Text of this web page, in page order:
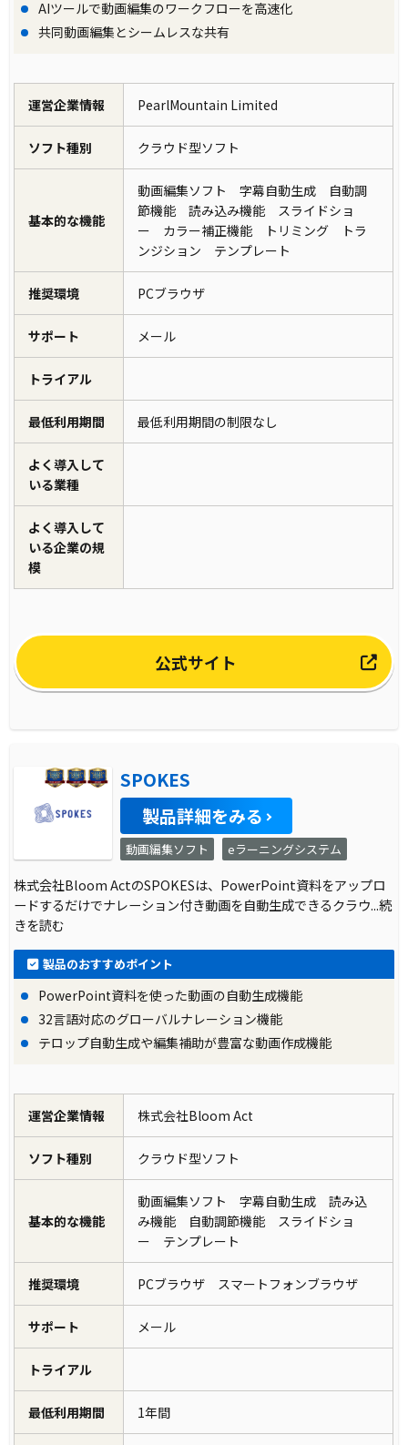
AIツールで動画編集のワークフローを高速化
共同動画編集とシームレスな共有
運営企業情報 PearlMountain Limited
ソフト種別 クラウド型ソフト
基本的な機能
動画編集ソフト 字幕自動生成 自動調
節機能 読み込み機能 スライドショ
ー カラー補正機能 トリミング トラ
ンジション テンプレート
推奨環境 PCブラウザ
サポート メール
トライアル
最低利用期間 最低利用期間の制限なし
よく導入して
いる業種
よく導入して
いる企業の規
模
公式サイト
SPOKES
製品詳細をみる
動画編集ソフト eラーニングシステム
株式会社Bloom ActのSPOKESは、PowerPoint資料をアップロ
ードするだけでナレーション付き動画を自動生成できるクラウ...続
きを読む
製品のおすすめポイント
PowerPoint資料を使った動画の自動生成機能
32言語対応のグローバルナレーション機能
テロップ自動生成や編集補助が豊富な動画作成機能
運営企業情報 株式会社Bloom Act
ソフト種別 クラウド型ソフト
基本的な機能
動画編集ソフト 字幕自動生成 読み込
み機能 自動調節機能 スライドショ
ー テンプレート
推奨環境 PCブラウザ スマートフォンブラウザ
サポート メール
トライアル
最低利用期間 1年間